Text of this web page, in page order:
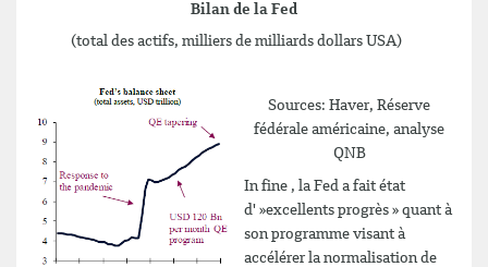
Bilan de la Fed
(total des actifs, milliers de milliards dollars USA)
Sources: Haver, Réserve
fédérale américaine, analyse
QNB
In fine , la Fed a fait état
d' »excellents progrès » quant à
son programme visant à
accélérer la normalisation de